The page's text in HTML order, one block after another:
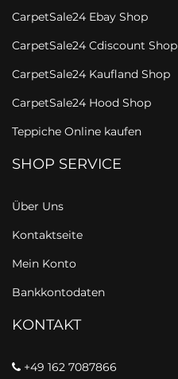
CarpetSale24 Ebay Shop
CarpetSale24 Cdiscount Shop
CarpetSale24 Kaufland Shop
CarpetSale24 Hood Shop
Teppiche Online kaufen
SHOP SERVICE
Über Uns
Kontaktseite
Mein Konto
Bankkontodaten
KONTAKT
+49 162 7087866